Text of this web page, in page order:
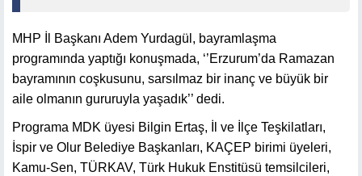
MHP İl Başkanı Adem Yurdagül, bayramlaşma
programında yaptığı konuşmada, ‘’Erzurum’da Ramazan
bayramının coşkusunu, sarsılmaz bir inanç ve büyük bir
aile olmanın gururuyla yaşadık’’ dedi.
Programa MDK üyesi Bilgin Ertaş, İl ve İlçe Teşkilatları,
İspir ve Olur Belediye Başkanları, KAÇEP birimi üyeleri,
Kamu-Sen, TÜRKAV, Türk Hukuk Enstitüsü temsilcileri,